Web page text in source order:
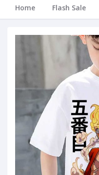
Home Flash Sale